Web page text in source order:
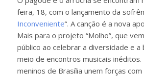
feira, 18, com o lançamento da
Inconveniente”. A canção é a nova
Mais para o projeto “Molho”, que
público ao celebrar a diversidade e a
meio de encontros musicais
meninos de Brasília unem forças